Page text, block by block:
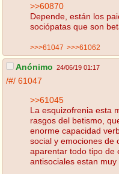
>>60870
Depende, están los
sociópatas que son
>>>61047 >>>61062
Anónimo 24/06/19 01:17
/#/ 61047
>>61045
La esquizofrenia esta
rasgos del betismo,
enorme capacidad
social y emociones de
aparentar todo tipo de
antisociales estan